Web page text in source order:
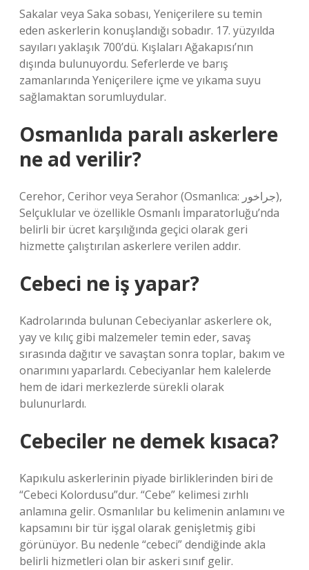
Sakalar veya Saka sobası, Yeniçerilere su temin
eden askerlerin konuşlandığı sobadır. 17. yüzyılda
sayıları yaklaşık 700’dü. Kışlaları Ağakapısı’nın
dışında bulunuyordu. Seferlerde ve barış
zamanlarında Yeniçerilere içme ve yıkama suyu
sağlamaktan sorumluydular.
Osmanlıda paralı askerlere
ne ad verilir?
Cerehor, Cerihor veya Serahor (Osmanlıca: جراخور),
Selçuklular ve özellikle Osmanlı İmparatorluğu’nda
belirli bir ücret karşılığında geçici olarak geri
hizmette çalıştırılan askerlere verilen addır.
Cebeci ne iş yapar?
Kadrolarında bulunan Cebeciyanlar askerlere ok,
yay ve kılıç gibi malzemeler temin eder, savaş
sırasında dağıtır ve savaştan sonra toplar, bakım ve
onarımını yaparlardı. Cebeciyanlar hem kalelerde
hem de idari merkezlerde sürekli olarak
bulunurlardı.
Cebeciler ne demek kısaca?
Kapıkulu askerlerinin piyade birliklerinden biri de
“Cebeci Kolordusu”dur. “Cebe” kelimesi zırhlı
anlamına gelir. Osmanlılar bu kelimenin anlamını ve
kapsamını bir tür işgal olarak genişletmiş gibi
görünüyor. Bu nedenle “cebeci” dendiğinde akla
belirli hizmetleri olan bir askeri sınıf gelir.